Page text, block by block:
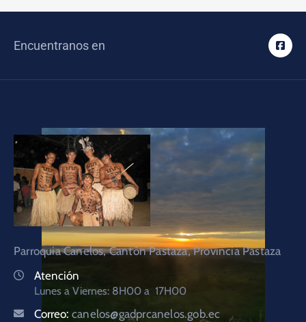
Encuentranos en
Parroquia Canelos, Cantón Pastaza, Provincia Pastaza
Atención
Lunes a Viernes: 8H00 a 17H00
Correo: canelos@gadprcanelos.gob.ec